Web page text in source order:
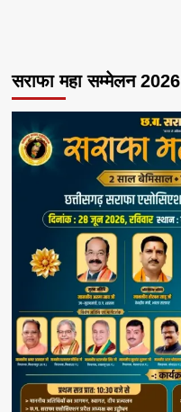
सराफा महा सम्मेलन 2026